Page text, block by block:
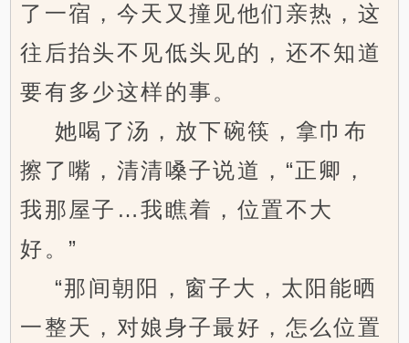
了一宿，今天又撞见他们亲热，这
往后抬头不见低头见的，还不知道
要有多少这样的事。
她喝了汤，放下碗筷，拿巾布
擦了嘴，清清嗓子说道，“正卿，
我那屋子…我瞧着，位置不大
好。”
“那间朝阳，窗子大，太阳能晒
一整天，对娘身子最好，怎么位置